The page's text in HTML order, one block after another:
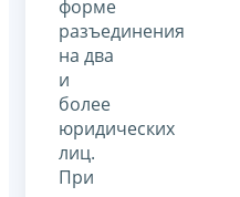
форме
разъединения
на два
и
более
юридических
лиц.
При